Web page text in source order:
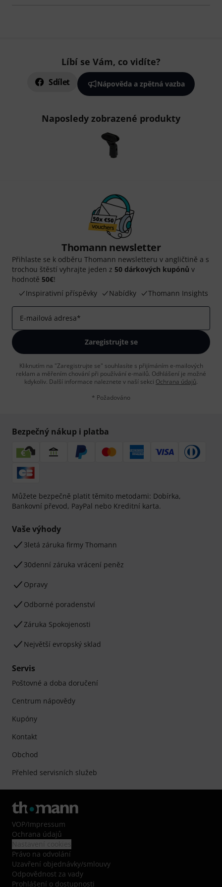
Líbí se Vám, co vidíte?
Sdílet Nápověda a zpětná vazba
Naposledy zobrazené produkty
Thomann newsletter
Přihlaste se k odběru Thomann newsletteru v angličtině a s
trochou štěstí vyhrajte jeden z 50 dárkových kupónů v
hodnotě 50€!
Inspirativní příspěvky
Nabídky Thomann Insights
E-mailová adresa*
Zaregistrujte se
Kliknutím na "Zaregistrujte se" souhlasíte s přijímáním e-mailových
reklam a měřením chování při používání e-mailů. Odhlášení je možné
kdykoliv. Další informace naleznete v naší sekci Ochrana údajů.
* Požadováno
Bezpečný nákup i platba
Můžete bezpečně platit těmito metodami: Dobírka,
Bankovní převod, PayPal nebo Kreditní karta.
Vaše výhody
3letá záruka firmy Thomann
30denní záruka vrácení peněz
Opravy
Odborné poradenství
Záruka Spokojenosti
Největší evropský sklad
Servis
Poštovné a doba doručení
Centrum nápovědy
Kupóny
Kontakt
Obchod
Přehled servisních služeb
VOP/Impressum
Ochrana údajů
Právo na odvolání
Uzavření objednávky/smlouvy
Odpovědnost za vady
Prohlášení o dostupnosti